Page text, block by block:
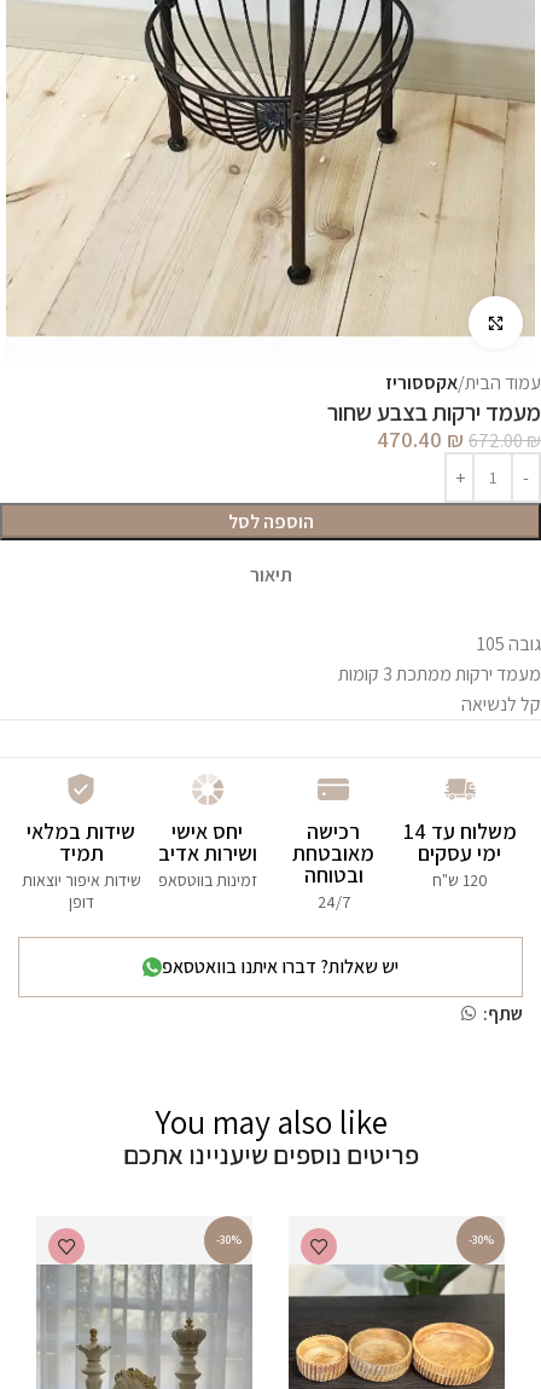
עמוד הבית אקססוריז
מעמד ירקות בצבע שחור
672.00₪
470.40 ₪
הוספה לסל
תיאור
גובה 105
מעמד ירקות ממתכת 3 קומות
קל לנשיאה
לחץ להגדלה
משלוח עד 14
ימי עסקים
120 ש"ח
רכישה
מאובטחת
ובטוחה
24/7
יחס אישי
ושירות אדיב
זמינות בווטסאפ
שידות במלאי
תמיד
שידות איפור יוצאות
דופן
יש שאלות? דברו איתנו בוואטסאפ
שתף:
You may also like
פריטים נוספים שיעניינו אתכם
-30%
-30%